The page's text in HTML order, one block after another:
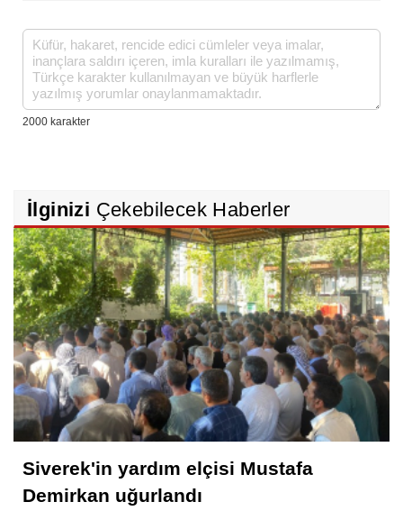
İlginizi Çekebilecek Haberler
Siverek'in yardım elçisi Mustafa
Demirkan uğurlandı